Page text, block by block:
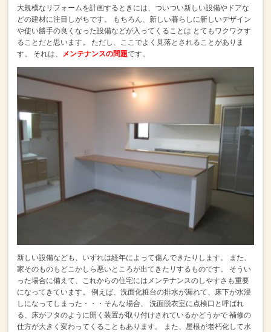
大規模なリフォームを計画するときには、ついつい新しい設備やドアな
どの建材に注目しがちです。
もちろん、新しい暮らしに新しいデザイン
や使い勝手の良くなった設備などが入ってくることは とてもワクワクす
ることだと思います。
ただし、ここでよく見落とされることがありま
す。
それは、 メンテナンスの問題です。
新しい設備なども、いずれは経年によって傷んできたりします。
また、
家そのものもどこかしら悪いところが出てきたリするものです。
そうい
った場合に備えて、これからの住宅にはメンテナンスのしやすさも重要
になってきています。
例えば、洗面化粧台の排水が漏れて、床下が水浸
しになってしまった・・・そんな場合、
洗面脱衣室に点検口と呼ばれ
る、床がフタのように開く装置が取り付けされているかどうかで 補修の
仕方が大きく変わってくることもあります。
また、屋根が老朽化して水